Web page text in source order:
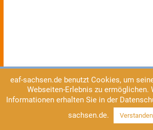
eaf-sachsen.de benutzt Cookies, um
Webseiten-Erlebnis zu ermöglichen.
Informationen erhalten Sie in der
sachsen.de.
Verstanden